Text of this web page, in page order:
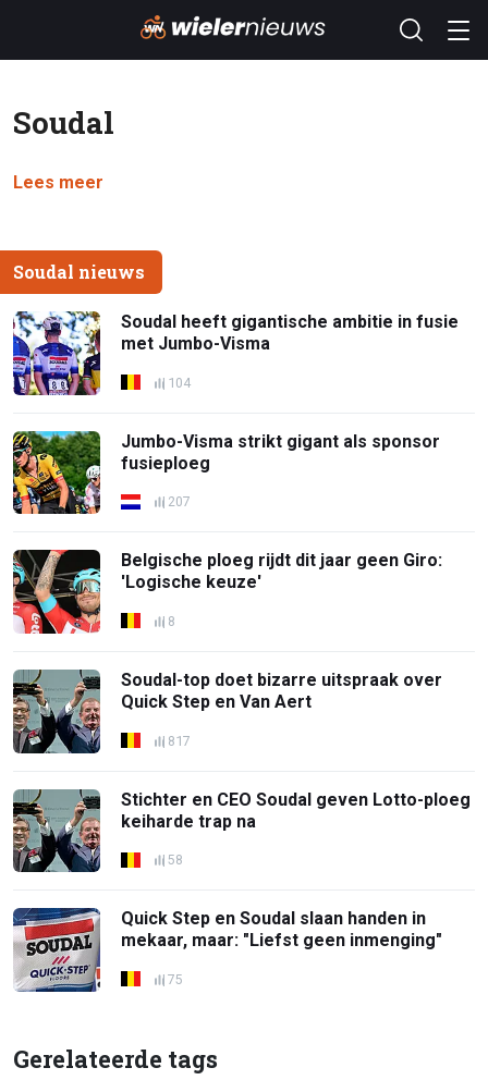
Soudal
Lees meer
Soudal nieuws
Soudal heeft gigantische ambitie in fusie
met Jumbo-Visma
104
Jumbo-Visma strikt gigant als sponsor
fusieploeg
207
Belgische ploeg rijdt dit jaar geen Giro:
'Logische keuze'
8
Soudal-top doet bizarre uitspraak over
Quick Step en Van Aert
817
Stichter en CEO Soudal geven Lotto-ploeg
keiharde trap na
58
Quick Step en Soudal slaan handen in
mekaar, maar: "Liefst geen inmenging"
75
Gerelateerde tags